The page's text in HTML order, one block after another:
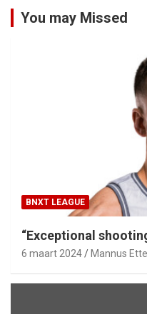
You may Missed
BNXT LEAGUE
“Exceptional
6 maart 2024 Mannus